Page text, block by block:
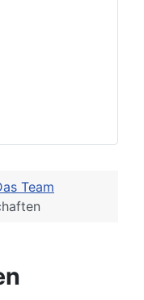
Team